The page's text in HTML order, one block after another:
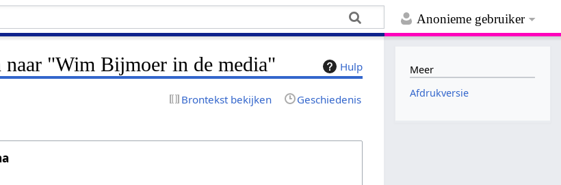
Anonieme gebruiker
Hulp
naar "Wim Bijmoer in de media"
Brontekst bekijken Geschiedenis
Meer
Afdrukversie